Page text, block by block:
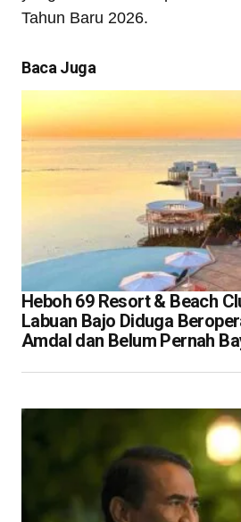
Tahun Baru 2026.
Baca Juga
Heboh 69 Resort & Beach
Labuan Bajo Diduga
Amdal dan Belum Pernah